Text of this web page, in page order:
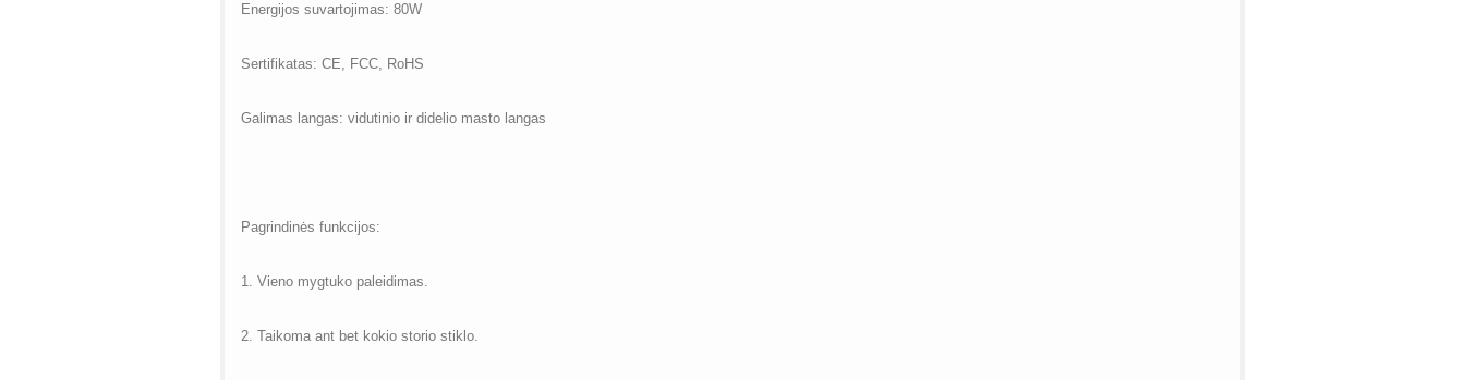
Energijos suvartojimas: 80W
Sertifikatas: CE, FCC, RoHS
Galimas langas: vidutinio ir didelio masto langas
Pagrindinės funkcijos:
1. Vieno mygtuko paleidimas.
2. Taikoma ant bet kokio storio stiklo.